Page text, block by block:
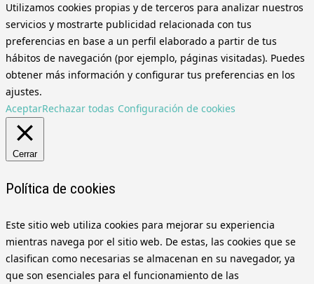
Utilizamos cookies propias y de terceros para analizar nuestros
servicios y mostrarte publicidad relacionada con tus
preferencias en base a un perfil elaborado a partir de tus
hábitos de navegación (por ejemplo, páginas visitadas). Puedes
obtener más información y configurar tus preferencias en los
ajustes.
AceptarRechazar todas Configuración de cookies
Cerrar
Política de cookies
Este sitio web utiliza cookies para mejorar su experiencia
mientras navega por el sitio web. De estas, las cookies que se
clasifican como necesarias se almacenan en su navegador, ya
que son esenciales para el funcionamiento de las